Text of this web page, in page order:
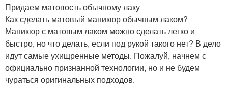
Придаем матовость обычному лаку
Как сделать матовый маникюр обычным лаком?
Маникюр с матовым лаком можно сделать легко и
быстро, но что делать, если под рукой такого нет? В дело
идут самые ухищренные методы. Пожалуй, начнем с
официально признанной технологии, но и не будем
чураться оригинальных подходов.